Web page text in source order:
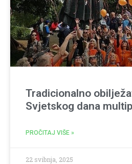
Tradicionalno
Svjetskog dana
PROČITAJ VIŠE »
22 svibnja, 2025